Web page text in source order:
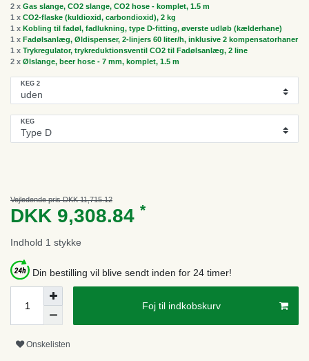
2 x Gas slange, CO2 slange, CO2 hose - komplet, 1.5 m
1 x CO2-flaske (kuldioxid, carbondioxid), 2 kg
1 x Kobling til fadøl, fadlukning, type D-fitting, øverste udløb (kælderhane)
1 x Fadølsanlæg, Øldispenser, 2-linjers 60 liter/h, inklusive 2 kompensatorhaner
1 x Trykregulator, trykreduktionsventil CO2 til Fadølsanlæg, 2 line
2 x Ølslange, beer hose - 7 mm, komplet, 1.5 m
KEG 2
KEG
Vejledende pris DKK 11,715.12
DKK 9,308.84 *
Indhold 1 stykke
Din bestilling vil blive sendt inden for 24 timer!
Foj til indkobskurv
Onskelisten